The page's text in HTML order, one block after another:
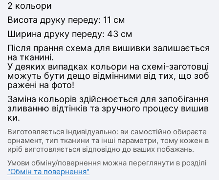
2 кольори
Висота друку переду: 11 см
Ширина друку переду: 43 см
Після прання схема для вишивки залишається
на тканині.
У деяких випадках кольори на схемі-заготовці
можуть бути дещо відмінними від тих, що зоб
ражені на фото!
Заміна кольорів здійснюється для запобігання
зливанню відтінків та зручного процесу вишив
ки.
Виготовляється індивідуально: ви самостійно обираєте
орнамент, тип тканини та інші параметри, тому кожен в
иріб виготовляється відповідно до ваших побажань.
Умови обміну/повернення можна переглянути в розділі
"Обмін та повернення"